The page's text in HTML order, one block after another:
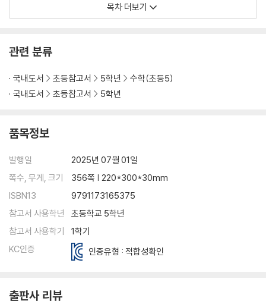
④ 공약수와 최대공약수
⑤ 최대공약수 구하는 방법
⑥ 공배수와 최소공배수
⑦ 최소공배수 구하는 방법
3. 대응 관계
① 두 양 사이의 대응 관계
② 대응 관계를 식으로 나타내기
③ 실생활 속에서 대응 관계를 찾아 식으로 나타내기
4. 약분과 통분
① 크기가 같은 분수
② 크기가 같은 분수 만들기
⑤ 분수의 크기 비고
목차 더보기
관련 분류
국내도서 초등참고서 5학년
수학(초등5)
국내도서
초등참고서 5학년
품목정보
발행일
2025년 07월 01일
쪽수, 무게, 크기
356쪽 | 220*300*30mm
ISBN13
9791173165375
참고서 사용학년
초등학교 5학년
참고서 사용학기
1학기
KC인증
인증유형 : 적합성확인
출판사 리뷰